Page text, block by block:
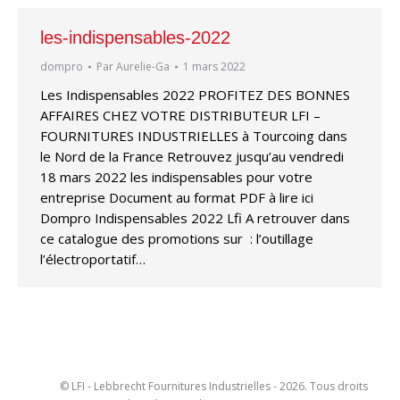
les-indispensables-2022
dompro ParAurelie-Ga 1 mars 2022
Les Indispensables 2022 PROFITEZ DES BONNES
AFFAIRES CHEZ VOTRE DISTRIBUTEUR LFI –
FOURNITURES INDUSTRIELLES à Tourcoing dans
le Nord de la France Retrouvez jusqu’au vendredi
18 mars 2022 les indispensables pour votre
entreprise Document au format PDF à lire ici
Dompro Indispensables 2022 Lfi A retrouver dans
ce catalogue des promotions sur : l’outillage
l’électroportatif…
© LFI - Lebbrecht Fournitures Industrielles - 2026. Tous droits